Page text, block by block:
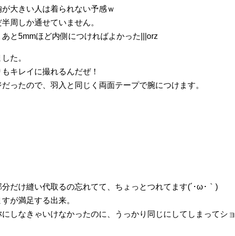
大きい人は着られない予感ｗ
周しか通せていません。
と5mmほど内側につければよかった|||orz
た。
キレイに撮れるんだぜ！
ったので、羽入と同じく両面テープで腕につけます。
だけ縫い代取るの忘れてて、ちょっとつれてます(´･ω･｀)
が満足する出来。
しなきゃいけなかったのに、うっかり同じにしてしまってショ